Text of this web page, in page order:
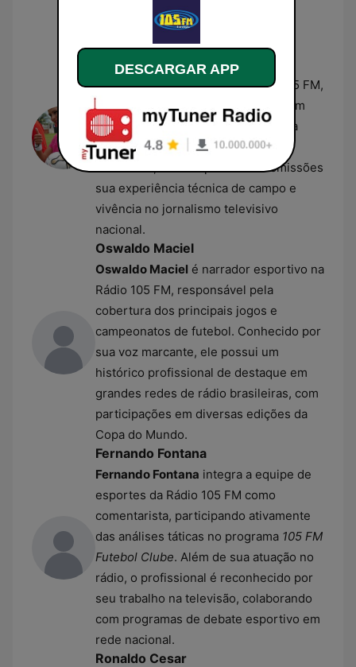
papel atual.
Ana Paula Oliveira
Ana Paula Oliveiraatua como
comentarista esportiva na Rádio 105 FM,
sendo a primeira mulher a ocupar um
cargo fixo na equipe de esportes da
emissora. Jornalista e ex-árbitra
assistente, ela traz para as transmissões
sua experiência técnica de campo e
vivência no jornalismo televisivo
nacional.
Oswaldo Maciel
Oswaldo Maciel é narrador esportivo na
Rádio 105 FM, responsável pela
cobertura dos principais jogos e
campeonatos de futebol. Conhecido por
sua voz marcante, ele possui um
histórico profissional de destaque em
grandes redes de rádio brasileiras, com
participações em diversas edições da
Copa do Mundo.
Fernando Fontana
Fernando Fontana integra a equipe de
esportes da Rádio 105 FM como
comentarista, participando ativamente
das análises táticas no programa 105 FM
Futebol Clube. Além de sua atuação no
rádio, o profissional é reconhecido por
seu trabalho na televisão, colaborando
com programas de debate esportivo em
rede nacional.
Ronaldo Cesar
DESCARGAR APP